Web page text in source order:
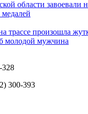
области завоевали
трассе произошла
молодой мужчина
328
300-393